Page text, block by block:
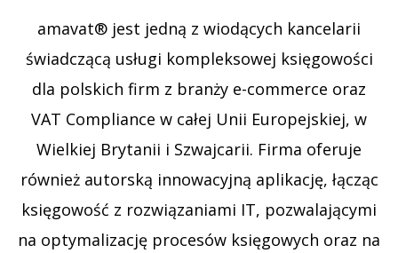
amavat® jest jedną z wiodących kancelarii
świadczącą usługi kompleksowej księgowości
dla polskich firm z branży e-commerce oraz
VAT Compliance w całej Unii Europejskiej, w
Wielkiej Brytanii i Szwajcarii. Firma oferuje
również autorską innowacyjną aplikację, łącząc
księgowość z rozwiązaniami IT, pozwalającymi
na optymalizację procesów księgowych oraz na